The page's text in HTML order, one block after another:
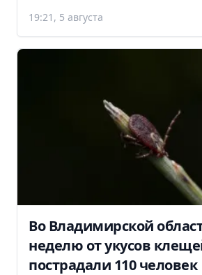
19:21, 5 августа
Во Владимирской
неделю от укусов
пострадали 110 человек